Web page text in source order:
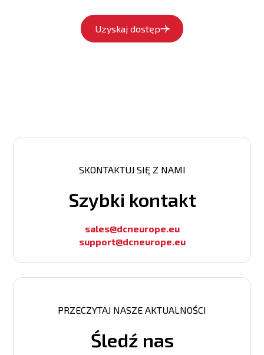
Uzyskaj dostęp
SKONTAKTUJ SIĘ Z NAMI
Szybki kontakt
sales@dcneurope.eu
support@dcneurope.eu
PRZECZYTAJ NASZE AKTUALNOŚCI
Śledź nas